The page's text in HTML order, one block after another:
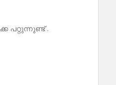
പറ്റുന്നുണ്ട് .